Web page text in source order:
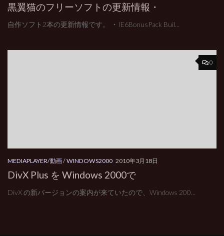
黒翼猫のフリーソフトの更新情報・
自作ソフト2本の更新情報です。 ・IE6BonusPack Buil...
0
MEDIAPLAYER/動画/WINDOWS2000 2010年3月18日
DivX Plus を Windows 2000で
DivX の新バージョンの案内が来ていたので、Windows 200...